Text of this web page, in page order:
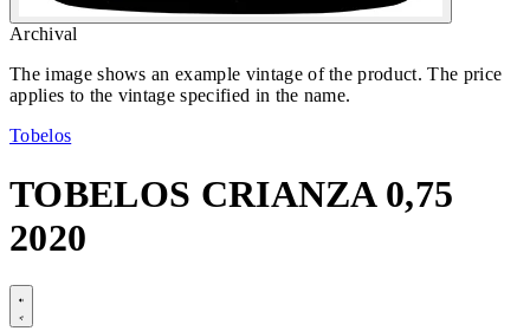
Archival
The image shows an example vintage of the product. The price
applies to the vintage specified in the name.
Tobelos
TOBELOS CRIANZA 0,75
2020